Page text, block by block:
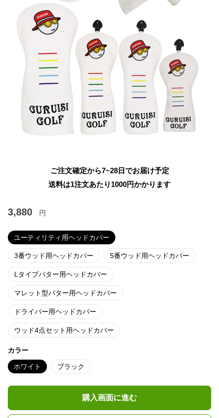
ご注文確定から7~28日でお届け予定
送料は1注文あたり 1000円かかります
3,880 円
ユーティリティ用ヘッドカバー
3番ウッド用ヘッドカバー 5番ウッド用ヘッドカバー
Lタイプパター用ヘッドカバー
マレット型パター用ヘッドカバー
ドライバー用ヘッドカバー
ウッド4点セット用ヘッドカバー
カラー
ホワイト ブラック
購入画面に進む